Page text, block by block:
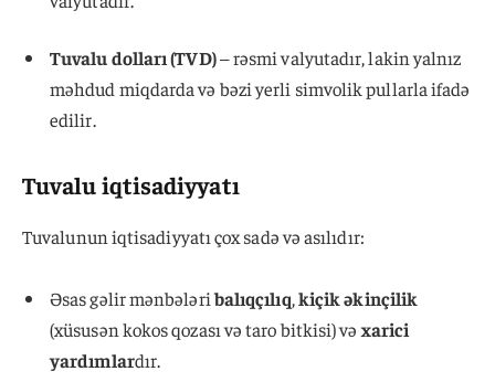
Tuvalu dolları (TVD)– rəsmi valyutadır, lakin yalnız
məhdud miqdarda və bəzi yerli simvolik pullarla ifadə
edilir.
Tuvalu iqtisadiyyatı
Tuvalunun iqtisadiyyatı çox sadə və asılıdır:
Əsas gəlir mənbələribalıqçılıq,kiçik əkinçilik
(xüsusən kokos qozası və taro bitkisi) vəxarici
yardımlardır.